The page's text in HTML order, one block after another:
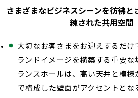
さまざまなビジネスシーンを彷彿と
練された共用空間
大切なお客さまをお迎えするだけ
ランドイメージを構築する重要な
ランスホールは、高い天井と模様
で構成した壁面がアクセントとな